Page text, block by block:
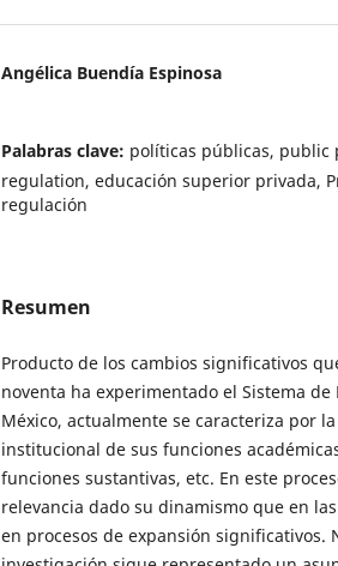
Angélica Buendía Espinosa
Palabras clave: políticas públicas, public
regulation, educación superior privada,
regulación
Resumen
Producto de los cambios significativos
noventa ha experimentado el Sistema de
México, actualmente se caracteriza por
institucional de sus funciones
funciones sustantivas, etc. En este
relevancia dado su dinamismo que en
en procesos de expansión significativos.